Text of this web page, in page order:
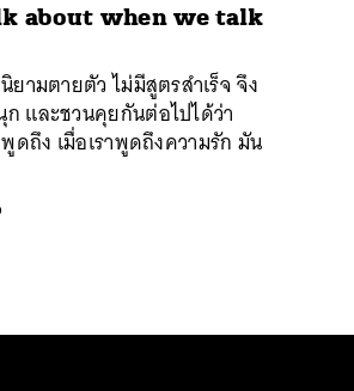
about when we talk
ยามตายตัว ไม่มีสูตรสำเร็จ จึง
และชวนคุยกันต่อไปได้ว่า
ดถึง เมื่อเราพูดถึงความรัก มัน